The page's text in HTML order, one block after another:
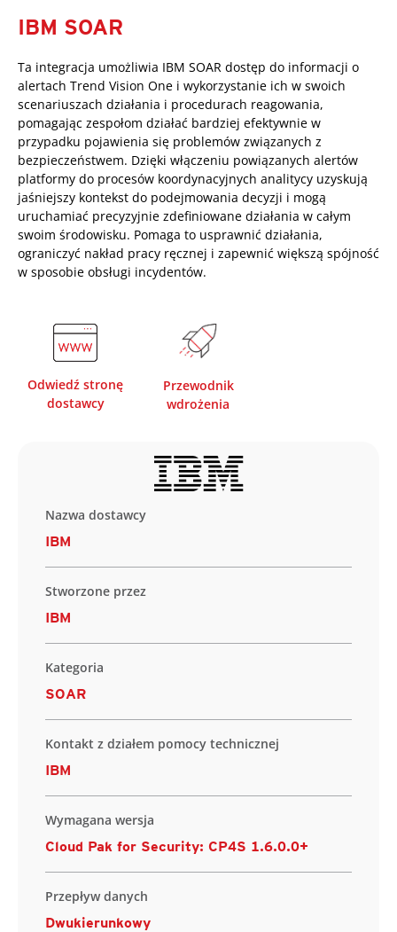
IBM SOAR
Ta integracja umożliwia IBM SOAR dostęp do informacji o
alertach Trend Vision One i wykorzystanie ich w swoich
scenariuszach działania i procedurach reagowania,
pomagając zespołom działać bardziej efektywnie w
przypadku pojawienia się problemów związanych z
bezpieczeństwem. Dzięki włączeniu powiązanych alertów
platformy do procesów koordynacyjnych analitycy uzyskują
jaśniejszy kontekst do podejmowania decyzji i mogą
uruchamiać precyzyjnie zdefiniowane działania w całym
swoim środowisku. Pomaga to usprawnić działania,
ograniczyć nakład pracy ręcznej i zapewnić większą spójność
w sposobie obsługi incydentów.
Odwiedź stronę
dostawcy
Przewodnik
wdrożenia
Nazwa dostawcy
IBM
Stworzone przez
IBM
Kategoria
SOAR
Kontakt z działem pomocy technicznej
IBM
Wymagana wersja
Cloud Pak for Security: CP4S 1.6.0.0+
Przepływ danych
Dwukierunkowy